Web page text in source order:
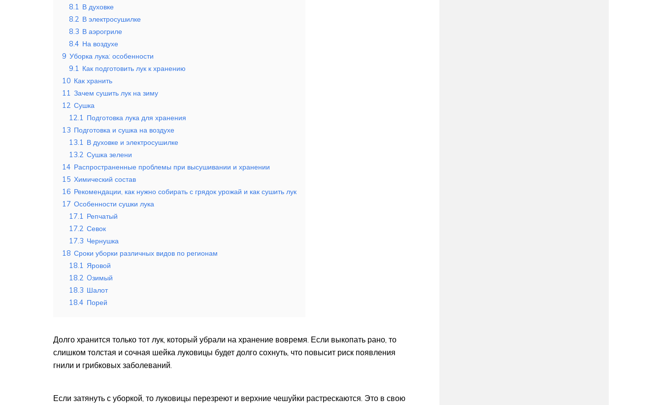
8.1 В духовке
8.2 В электросушилке
8.3 В аэрогриле
8.4 На воздухе
9 Уборка лука: особенности
9.1 Как подготовить лук к хранению
10 Как хранить
11 Зачем сушить лук на зиму
12 Сушка
12.1 Подготовка лука для хранения
13 Подготовка и сушка на воздухе
13.1 В духовке и электросушилке
13.2 Сушка зелени
14 Распространенные проблемы при высушивании и хранении
15 Химический состав
16 Рекомендации, как нужно собирать с грядок урожай и как сушить лук
17 Особенности сушки лука
17.1 Репчатый
17.2 Севок
17.3 Чернушка
18 Сроки уборки различных видов по регионам
18.1 Яровой
18.2 Oзимый
18.3 Шалот
18.4 Порей
Долго хранится только тот лук, который убрали на хранение вовремя. Если выкопать рано, то
слишком толстая и сочная шейка луковицы будет долго сохнуть, что повысит риск появления
гнили и грибковых заболеваний.
Если затянуть с уборкой, то луковицы перезреют и верхние чешуйки растрескаются. Это в свою